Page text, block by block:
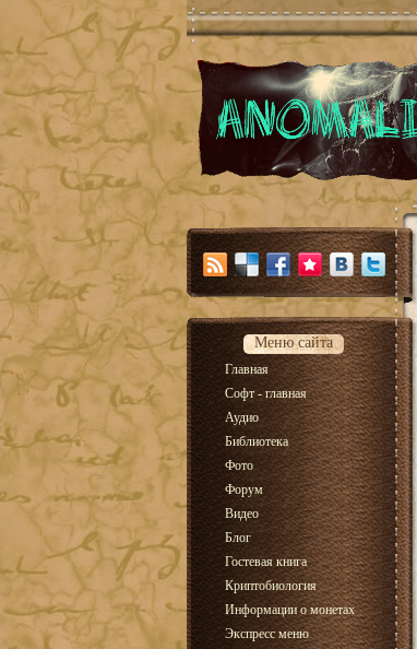
Меню сайта
Главная
Софт - главная
Аудио
Библиотека
Фото
Форум
Видео
Блог
Гостевая книга
Криптобиология
Информации о монетах
Экспресс меню